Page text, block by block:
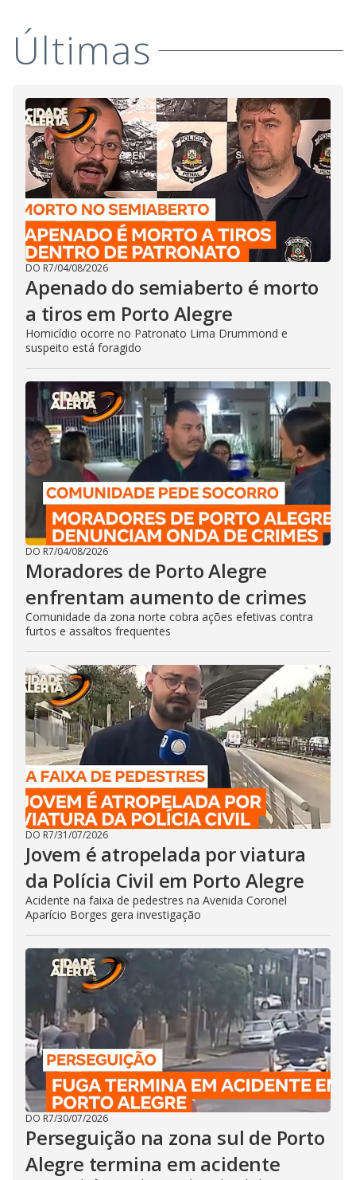
Últimas
DO R7/04/08/2026
Apenado do semiaberto é morto
a tiros em Porto Alegre
Homicídio ocorre no Patronato Lima Drummond e
suspeito está foragido
DO R7/04/08/2026
Moradores de Porto Alegre
enfrentam aumento de crimes
Comunidade da zona norte cobra ações efetivas contra
furtos e assaltos frequentes
DO R7/31/07/2026
Jovem é atropelada por viatura
da Polícia Civil em Porto Alegre
Acidente na faixa de pedestres na Avenida Coronel
Aparício Borges gera investigação
DO R7/30/07/2026
Perseguição na zona sul de Porto
Alegre termina em acidente